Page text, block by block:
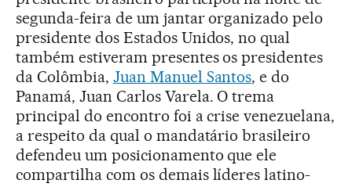
segunda-feira de um jantar organizado pelo
presidente dos Estados Unidos, no qual
também estiveram presentes os presidentes
da Colômbia, Juan Manuel Santos, e do
Panamá, Juan Carlos Varela. O trema
principal do encontro foi a crise venezuelana,
a respeito da qual o mandatário brasileiro
defendeu um posicionamento que ele
compartilha com os demais líderes latino-